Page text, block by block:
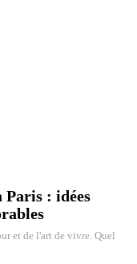
: idées
et de l'art de vivre. Quel